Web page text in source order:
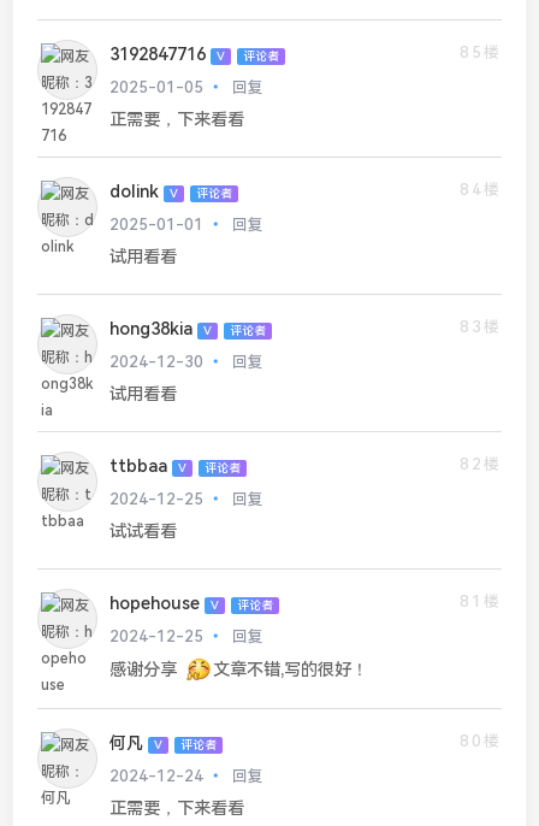
3192847716 V 评论者
85楼
2025-01-05
回复
正需要，下来看看
dolink V 评论者
84楼
2025-01-01
回复
试用看看
hong38kia V 评论者
83楼
2024-12-30
回复
试用看看
ttbbaa V 评论者
82楼
2024-12-25
回复
试试看看
hopehouse V 评论者
81楼
2024-12-25
回复
感谢分享 文章不错,写的很好！
何凡 V 评论者
80楼
2024-12-24
回复
正需要，下来看看